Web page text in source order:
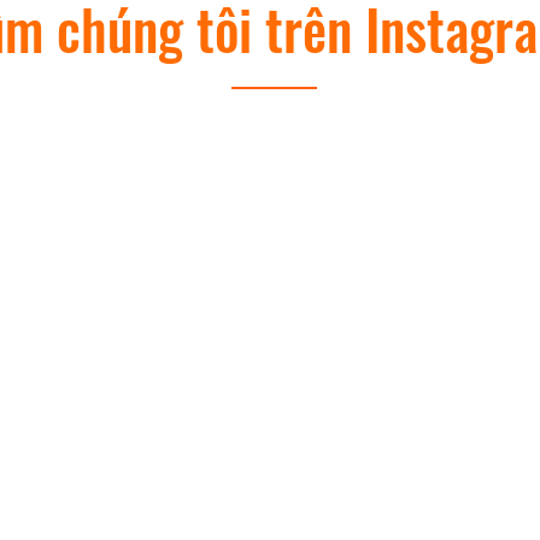
chúng tôi trên